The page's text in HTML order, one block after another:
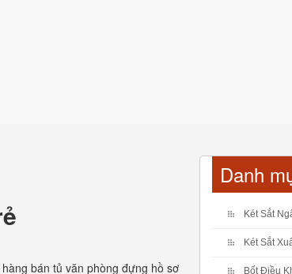
bán tủ văn phòng đựng hồ sơ
Danh
Két Sắt
Két Sắt
Bốt Điều